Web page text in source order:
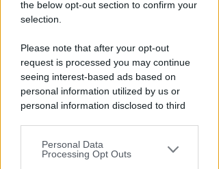
the below opt-out section to confirm your
selection.
Please note that after your opt-out
request is processed you may continue
seeing interest-based ads based on
personal information utilized by us or
personal information disclosed to third
You may separately opt-out of the further
disclosure of your personal information
Personal Data
Processing Opt Outs
ECAD, IL 23 OTTOBRE
A Coriano l'incontro
internazionale "contro le
droghe". Spinelli: orgogliosa